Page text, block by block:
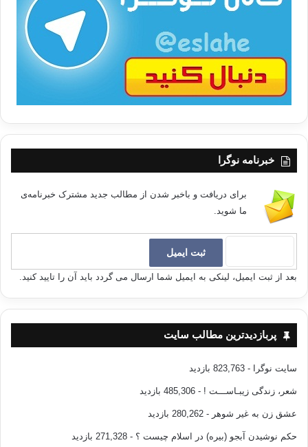
خبرنامه نوگرا
برای دریافت و باخبر شدن از مطالب جدید مشترک خبرنامه‌ی
ما شوید.
بعد از ثبت ایمیل، لینکی به ایمیل شما ارسال می گردد باید آن را تایید کنید.
پربازدیدترین مطالب سایت
سایت نوگرا - 823,763 بازدید
شعر، زندگی زیبـاســـت ! - 485,306 بازدید
عشق زن به غیر شوهر - 280,262 بازدید
حکم نوشیدن آبجو (بیره) در اسلام چیست ؟ - 271,328 بازدید